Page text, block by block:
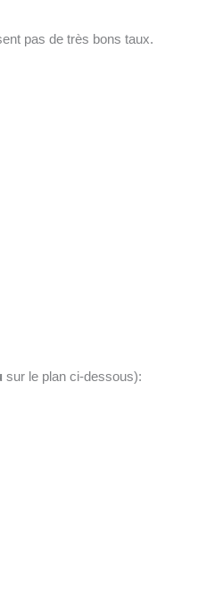
pas de très bons taux.
sur le plan ci-dessous):